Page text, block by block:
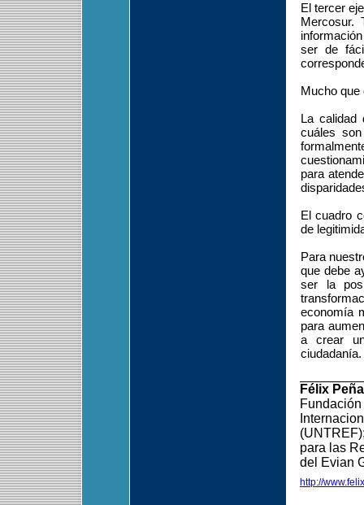
El tercer
Mercosur.
ser de
Mucho que
La calidad
cuáles
para
El cuadro
de
Para
que debe
ser la
economía
para
a crear
ciudadanía.
Félix Peña
para las
del Evian
http://